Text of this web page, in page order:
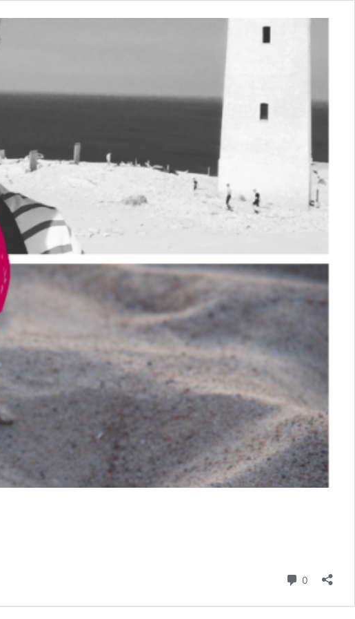
0